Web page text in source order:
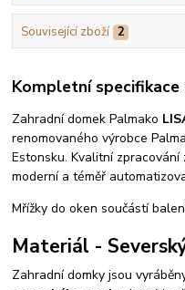
Související zboží 2
Kompletní specifikace
Zahradní domek Palmako
renomovaného výrobce
Estonsku. Kvalitní
moderní a téměř
Mřížky do oken součástí
Materiál -
Zahradní domky jsou